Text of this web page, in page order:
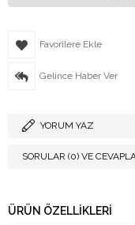
Favorilere Ekle
Gelince Haber Ver
YORUM YAZ
SORULAR (0) VE
ÜRÜN ÖZELLIKLERI